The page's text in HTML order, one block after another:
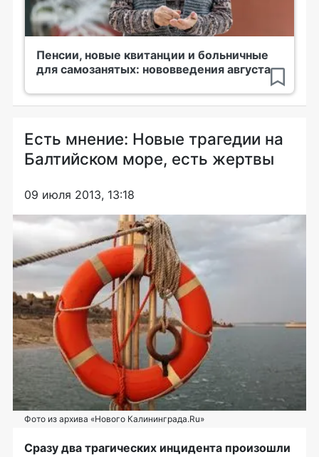
Пенсии, новые квитанции и больничные
для самозанятых: нововведения августа
Есть мнение: Новые трагедии на
Балтийском море, есть жертвы
09 июля 2013, 13:18
Фото из архива «Нового Калининграда.Ru»
Cразу два трагических инцидента произошли